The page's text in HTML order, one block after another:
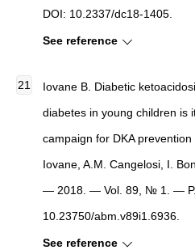
DOI: 10.2337/dc18-1405.
See reference
Iovane B. Diabetic
diabetes in young children is
campaign for DKA
Iovane, A.M. Cangelosi, I.
— 2018. — Vol. 89, № 1. — P.
10.23750/abm.v89i1.6936.
See reference